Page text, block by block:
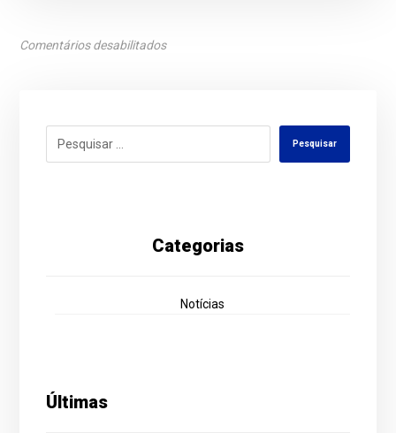
Comentários desabilitados
Pesquisar
Categorias
Notícias
Últimas